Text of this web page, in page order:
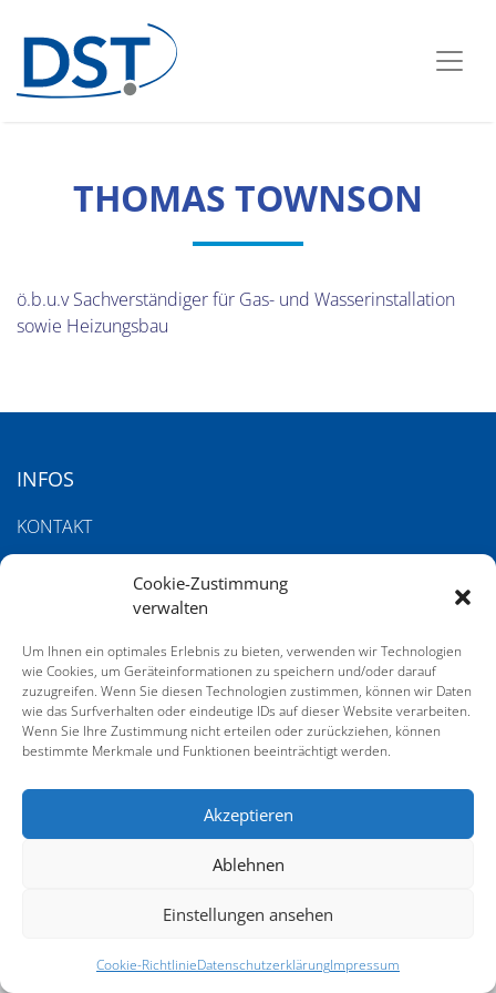
Cookie-Zustimmung
verwalten
Um Ihnen ein optimales Erlebnis zu bieten, verwenden wir Technologien
wie Cookies, um Geräteinformationen zu speichern und/oder darauf
zuzugreifen. Wenn Sie diesen Technologien zustimmen, können wir Daten
wie das Surfverhalten oder eindeutige IDs auf dieser Website verarbeiten.
Wenn Sie Ihre Zustimmung nicht erteilen oder zurückziehen, können
bestimmte Merkmale und Funktionen beeinträchtigt werden.
Akzeptieren
Ablehnen
Einstellungen ansehen
Cookie-RichtlinieDatenschutzerklärungImpressum
THOMAS TOWNSON
ö.b.u.v Sachverständiger für Gas- und Wasserinstallation
sowie Heizungsbau
INFOS
KONTAKT
DATENSCHUTZERKLÄRUNG
AGB
SERVICE
GALERIE VOM 21. DEUTSCHEN SACHVERSTÄNDIGENTAG